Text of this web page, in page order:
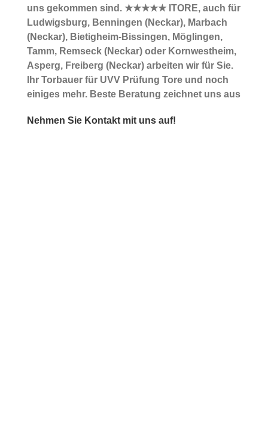
uns gekommen sind. ★★★★★ ITORE, auch für
Ludwigsburg, Benningen (Neckar), Marbach
(Neckar), Bietigheim-Bissingen, Möglingen,
Tamm, Remseck (Neckar) oder Kornwestheim,
Asperg, Freiberg (Neckar) arbeiten wir für Sie.
Ihr Torbauer für UVV Prüfung Tore und noch
einiges mehr. Beste Beratung zeichnet uns aus
Nehmen Sie Kontakt mit uns auf!